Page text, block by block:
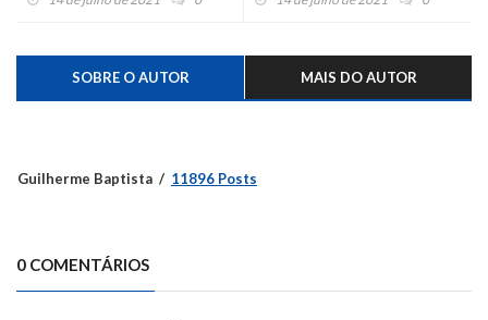
SOBRE O AUTOR MAIS DO AUTOR
Guilherme Baptista 11896 Posts
0 COMENTÁRIOS